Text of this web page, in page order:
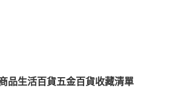
品生活百貨五金百貨收藏清單